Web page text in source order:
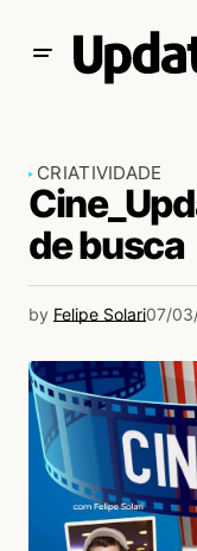
CRIATIVIDADE
de busca
by Felipe Solari07/